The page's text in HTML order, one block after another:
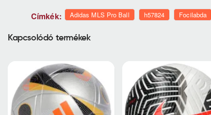
Címkék: Adidas MLS Pro Ball h57824 Focilabda
Kapcsolódó termékek